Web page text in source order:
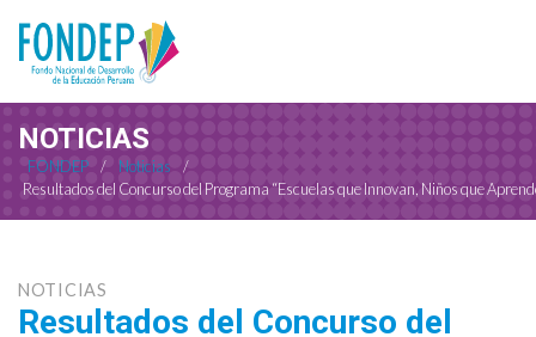
NOTICIAS
FONDEP / Noticias
/
Resultados del Concurso del Programa “Escuelas que Innovan, Niños que
NOTICIAS
Resultados del Concurso del